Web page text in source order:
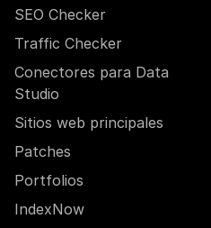
SEO Checker
Traffic Checker
Conectores para Data
Studio
Sitios web principales
Patches
Portfolios
IndexNow